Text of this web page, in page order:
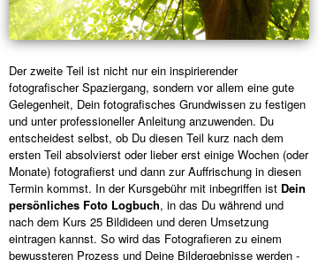
Der zweite Teil ist nicht nur ein inspirierender
fotografischer Spaziergang, sondern vor allem eine gute
Gelegenheit, Dein fotografisches Grundwissen zu festigen
und unter professioneller Anleitung anzuwenden. Du
entscheidest selbst, ob Du diesen Teil kurz nach dem
ersten Teil absolvierst oder lieber erst einige Wochen (oder
Monate) fotografierst und dann zur Auffrischung in diesen
Termin kommst. In der Kursgebühr mit inbegriffen ist Dein
persönliches Foto Logbuch, in das Du während und
nach dem Kurs 25 Bildideen und deren Umsetzung
eintragen kannst. So wird das Fotografieren zu einem
bewussteren Prozess und Deine Bildergebnisse werden -